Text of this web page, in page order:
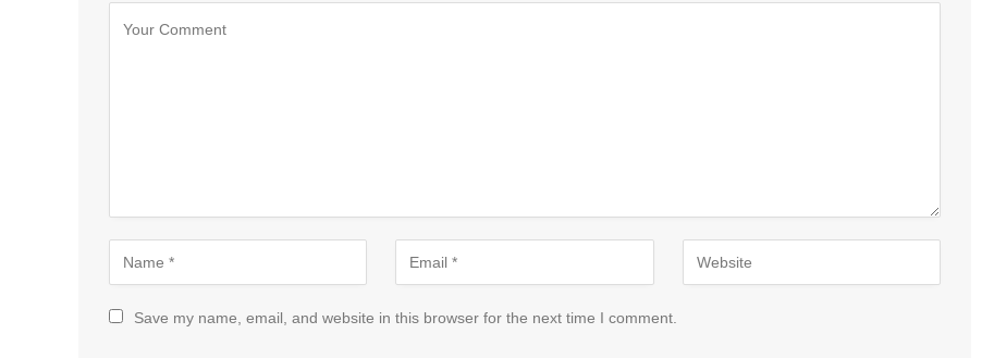
Save my name, email, and website in this browser for the next time I comment.